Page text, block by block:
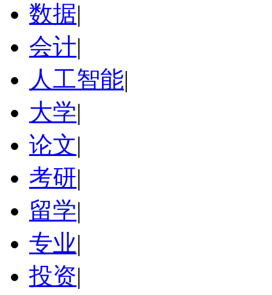
数据|
会计|
人工智能|
大学|
论文|
考研|
留学|
专业|
投资|